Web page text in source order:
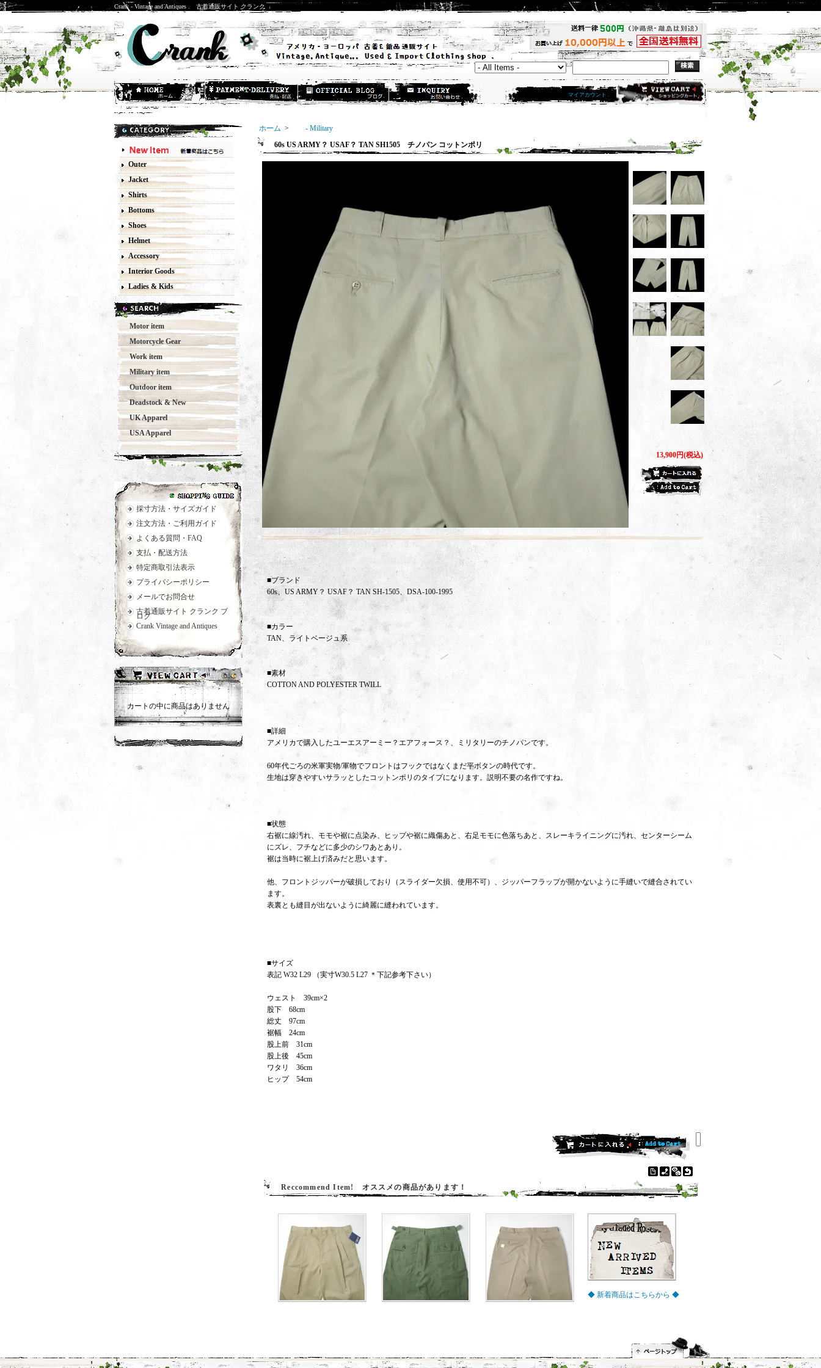
Crank - Vintage and Antiques . 古着通販サイト クランク
マイアカウント .
Outer
Jacket
Shirts
Bottoms
Shoes
Helmet
Accessory
Interior Goods
Ladies & Kids
Motor item
Motorcycle Gear
Work item
Military item
Outdoor item
Deadstock & New
UK Apparel
USA Apparel
採寸方法・サイズガイド
注文方法・ご利用ガイド
よくある質問・FAQ
支払・配送方法
特定商取引法表示
プライバシーポリシー
メールでお問合せ
古着通販サイト クランク ブ
ログ
Crank Vintage and Antiques
カートの中に商品はありません
ホーム >
- Military
60s US ARMY？ USAF？ TAN SH1505 チノパン コットンポリ
13,900円(税込)
■ブランド
60s、US ARMY？ USAF？ TAN SH-1505、DSA-100-1995
■カラー
TAN、ライトベージュ系
■素材
COTTON AND POLYESTER TWILL
■詳細
アメリカで購入したユーエスアーミー？エアフォース？、ミリタリーのチノパンです。
60年代ごろの米軍実物/軍物でフロントはフックではなくまだ平ボタンの時代です。
生地は穿きやすいサラッとしたコットンポリのタイプになります。説明不要の名作ですね。
■状態
右裾に線汚れ、モモや裾に点染み、ヒップや裾に織傷あと、右足モモに色落ちあと、スレーキライニングに汚れ、センターシーム
にズレ、フチなどに多少のシワあとあり。
裾は当時に裾上げ済みだと思います。
他、フロントジッパーが破損しており（スライダー欠損、使用不可）、ジッパーフラップが開かないように手縫いで縫合されてい
ます。
表裏とも縫目が出ないように綺麗に縫われています。
■サイズ
表記 W32 L29 （実寸W30.5 L27 ＊下記参考下さい）
ウェスト 39cm×2
股下 68cm
総丈 97cm
裾幅 24cm
股上前 31cm
股上後 45cm
ワタリ 36cm
ヒップ 54cm
Reccommend Item! オススメの商品があります！
◆ 新着商品はこちらから ◆